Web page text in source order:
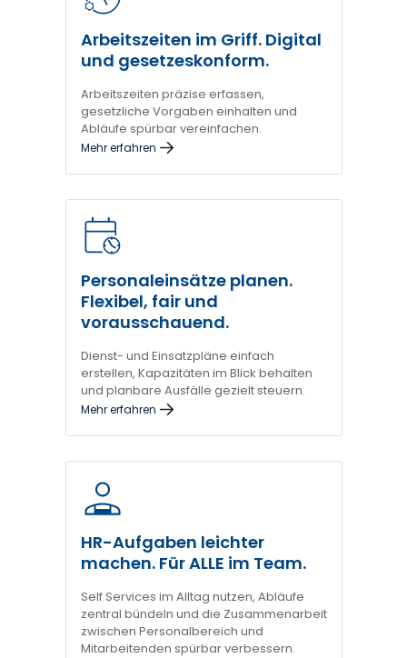
Arbeitszeiten im Griff. Digital
und gesetzeskonform.
Arbeitszeiten präzise erfassen,
gesetzliche Vorgaben einhalten und
Abläufe spürbar vereinfachen.
Mehr erfahren
Personaleinsätze planen.
Flexibel, fair und
vorausschauend.
Dienst- und Einsatzpläne einfach
erstellen, Kapazitäten im Blick behalten
und planbare Ausfälle gezielt steuern.
Mehr erfahren
HR-Aufgaben leichter
machen. Für ALLE im Team.
Self Services im Alltag nutzen, Abläufe
zentral bündeln und die Zusammenarbeit
zwischen Personalbereich und
Mitarbeitenden spürbar verbessern.